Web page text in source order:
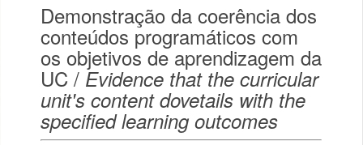
Demonstração da coerência dos
conteúdos programáticos com
os objetivos de aprendizagem da
UC / Evidence that the curricular
unit's content dovetails with the
specified learning outcomes